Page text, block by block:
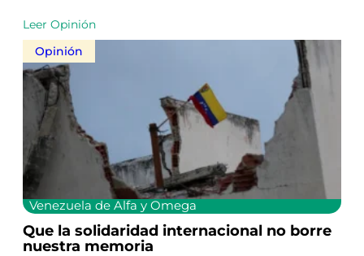
Leer Opinión
Opinión
Venezuela de Alfa y Omega
Que la solidaridad internacional no borre
nuestra memoria